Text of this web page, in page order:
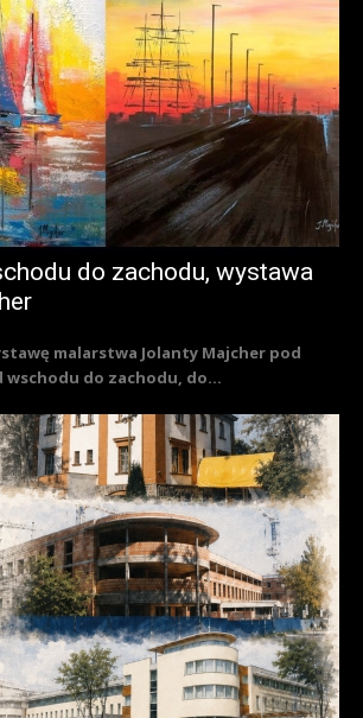
do zachodu, wystawa
malarstwa Jolanty Majcher pod
wschodu do zachodu, do...